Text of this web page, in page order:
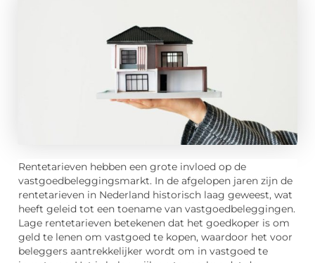
Rentetarieven hebben een grote invloed op de
vastgoedbeleggingsmarkt. In de afgelopen jaren zijn de
rentetarieven in Nederland historisch laag geweest, wat
heeft geleid tot een toename van vastgoedbeleggingen.
Lage rentetarieven betekenen dat het goedkoper is om
geld te lenen om vastgoed te kopen, waardoor het voor
beleggers aantrekkelijker wordt om in vastgoed te